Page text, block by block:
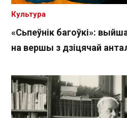
«Сьпеўнік багоўкі»:
на вершы з дзіцячай
Культура